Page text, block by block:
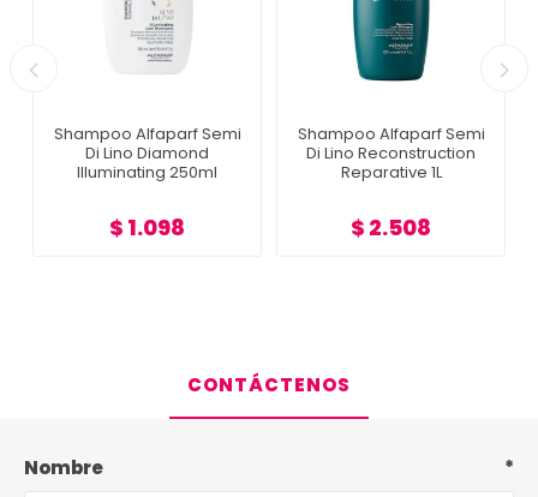
Shampoo Alfaparf Semi
Di Lino Diamond
Illuminating 250ml
$ 1.098
Shampoo Alfaparf Semi
Di Lino Reconstruction
Reparative 1L
$ 2.508
CONTÁCTENOS
Nombre *